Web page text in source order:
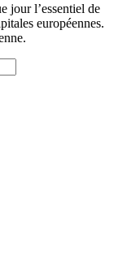
jour l’essentiel de
européennes.